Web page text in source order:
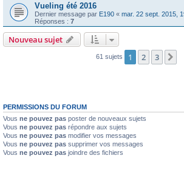
Vueling été 2016
Dernier message par E190 « mar. 22 sept. 2015,
Réponses : 7
Nouveau sujet
61 sujets 1 2 3
PERMISSIONS DU FORUM
Vous ne pouvez pas poster de nouveaux sujets
Vous ne pouvez pas répondre aux sujets
Vous ne pouvez pas modifier vos messages
Vous ne pouvez pas supprimer vos messages
Vous ne pouvez pas joindre des fichiers